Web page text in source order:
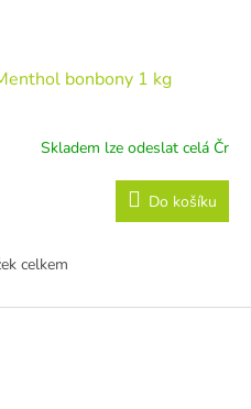
bonbony 1 kg
Skladem lze odeslat celá Čr
Do košíku
O
l
celkem